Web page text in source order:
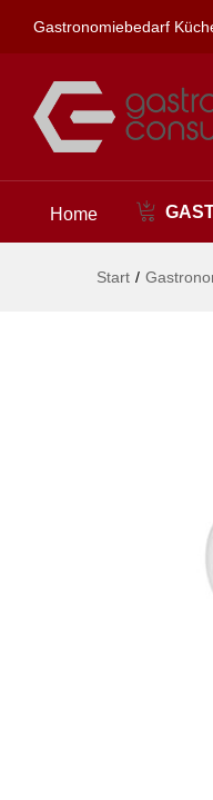
Gastronomiebedarf
Home
Start /